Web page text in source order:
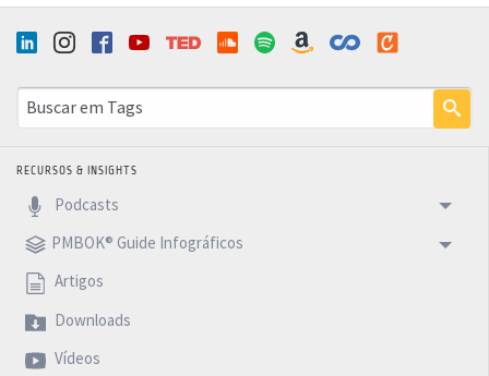
RECURSOS & INSIGHTS
Podcasts
PMBOK® Guide Infográficos
Artigos
Downloads
Vídeos